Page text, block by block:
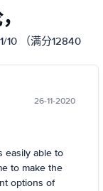
10 （满分12840
26-11-2020
easily able to
to make the
options of